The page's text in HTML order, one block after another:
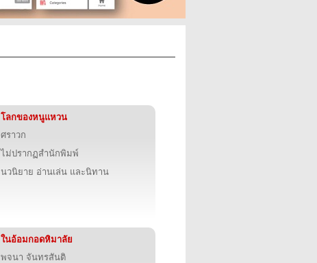
โลกของหนูแหวน
ศราวก
ไม่ปรากฏสำนักพิมพ์
นวนิยาย อ่านเล่น และนิทาน
ในอ้อมกอดหิมาลัย
พจนา จันทรสันติ